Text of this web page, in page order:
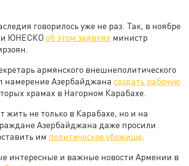
говорилось уже не раз. Так, в ноябре
ЮНЕСКО об этом заявлял министр
армянского внешнеполитического
намерение Азербайджана создать рабочую
храмах в Нагорном Карабахе.
жить не только в Карабахе, но и на
Азербайджана даже просили
им политическое убежище.
интересные и важные новости Армении в